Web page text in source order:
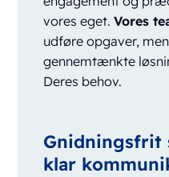
vores eget.Vores
udføre opgaver,
gennemtænkte
Deres behov.
Gnidningsfrit
klar